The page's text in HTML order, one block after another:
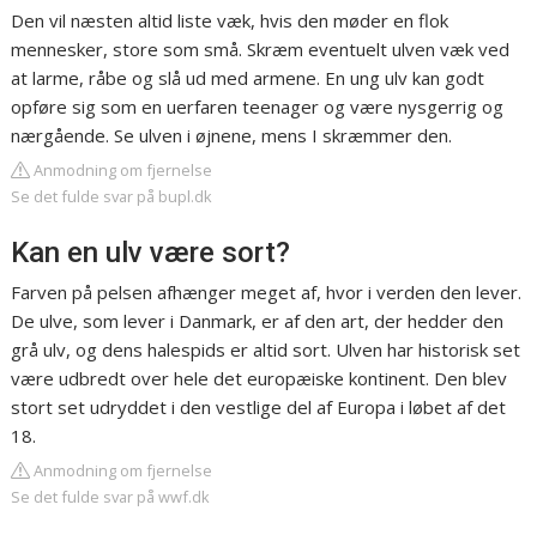
Den vil næsten altid liste væk, hvis den møder en flok
mennesker, store som små. Skræm eventuelt ulven væk ved
at larme, råbe og slå ud med armene. En ung ulv kan godt
opføre sig som en uerfaren teenager og være nysgerrig og
nærgående. Se ulven i øjnene, mens I skræmmer den.
Anmodning om fjernelse
Se det fulde svar på bupl.dk
Kan en ulv være sort?
Farven på pelsen afhænger meget af, hvor i verden den lever.
De ulve, som lever i Danmark, er af den art, der hedder den
grå ulv, og dens halespids er altid sort. Ulven har historisk set
være udbredt over hele det europæiske kontinent. Den blev
stort set udryddet i den vestlige del af Europa i løbet af det
18.
Anmodning om fjernelse
Se det fulde svar på wwf.dk